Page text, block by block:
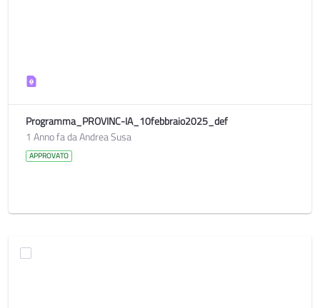
Programma_PROVINC-IA_10febbraio2025_def
1 Anno fa da Andrea Susa
APPROVATO